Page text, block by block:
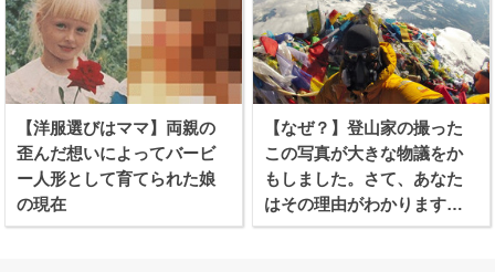
【洋服選びはママ】両親の
歪んだ想いによってバービ
ー人形として育てられた娘
の現在
【なぜ？】登山家の撮った
この写真が大きな物議をか
もしました。さて、あなた
はその理由がわかります
か？